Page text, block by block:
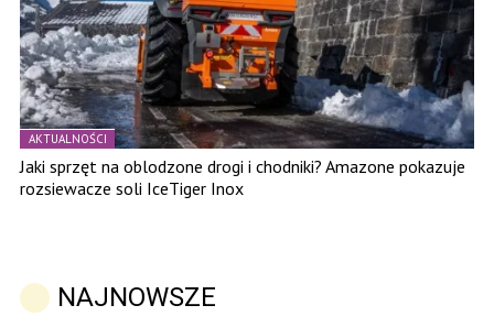
AKTUALNOŚCI
Jaki sprzęt na oblodzone drogi i chodniki? Amazone pokazuje
rozsiewacze soli IceTiger Inox
NAJNOWSZE